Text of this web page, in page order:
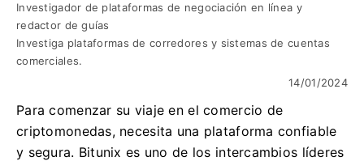
Investigador de plataformas de negociación en línea y
redactor de guías
Investiga plataformas de corredores y sistemas de cuentas
comerciales.
14/01/2024
Para comenzar su viaje en el comercio de
criptomonedas, necesita una plataforma confiable
y segura. Bitunix es uno de los intercambios líderes